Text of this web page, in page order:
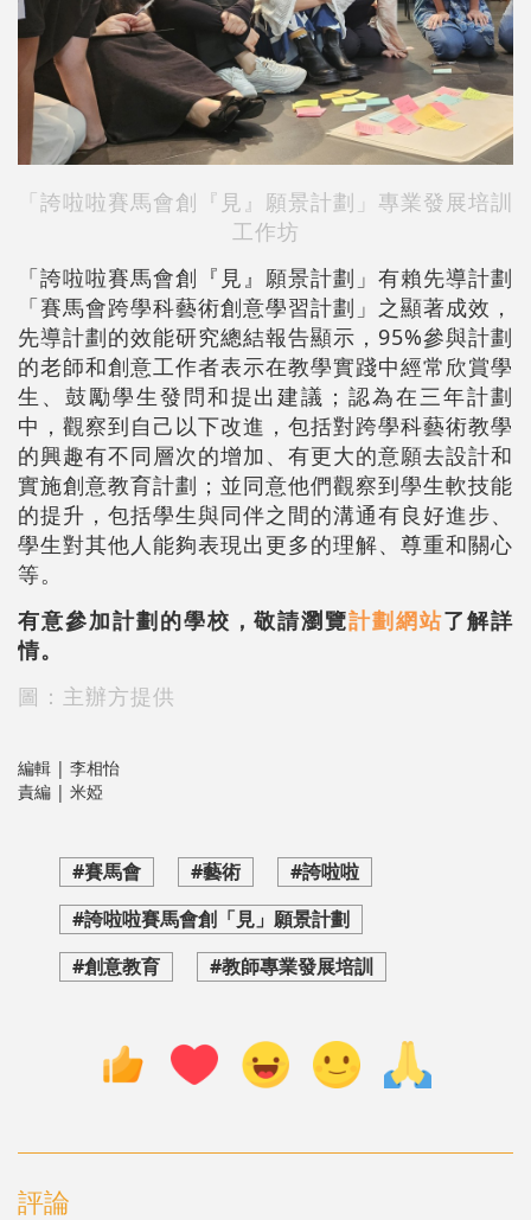
「誇啦啦賽馬會創『見』願景計劃」專業發展培訓
工作坊
「誇啦啦賽馬會創『見』願景計劃」有賴先導計劃
「賽馬會跨學科藝術創意學習計劃」之顯著成效，
先導計劃的效能研究總結報告顯示，95%參與計劃
的老師和創意工作者表示在教學實踐中經常欣賞學
生、鼓勵學生發問和提出建議；認為在三年計劃
中，觀察到自己以下改進，包括對跨學科藝術教學
的興趣有不同層次的增加、有更大的意願去設計和
實施創意教育計劃；並同意他們觀察到學生軟技能
的提升，包括學生與同伴之間的溝通有良好進步、
學生對其他人能夠表現出更多的理解、尊重和關心
等。
有意參加計劃的學校，敬請瀏覽計劃網站了解詳
情。
圖：主辦方提供
編輯 | 李相怡
責編 | 米婭
#賽馬會 #藝術
#誇啦啦
#誇啦啦賽馬會創「見」願景計劃
#創意教育
#教師專業發展培訓
評論